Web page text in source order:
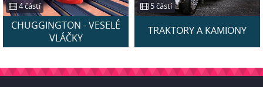
4 částí
CHUGGINGTON - VESELÉ
VLÁČKY
5 částí
TRAKTORY A KAMIONY